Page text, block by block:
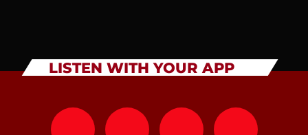
LISTEN WITH YOUR APP